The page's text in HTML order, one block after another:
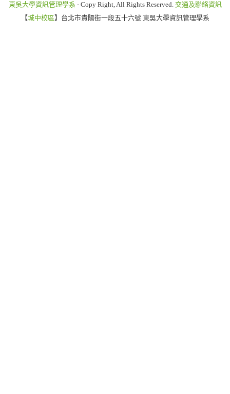
東吳大學資訊管理學系 - Copy Right, All Rights Reserved. 交通及聯絡資訊
【城中校區】台北市貴陽街一段五十六號 東吳大學資訊管理學系